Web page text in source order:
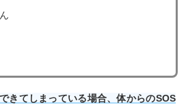
きてしまっている場合、体からのSOS